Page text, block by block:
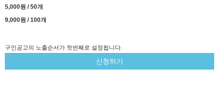
5,000원 / 50개
9,000원 / 100개
구인공고의 노출순서가 첫번째로 설정됩니다.
신청하기